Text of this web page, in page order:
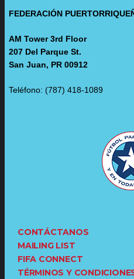
FEDERACIÓN
AM Tower 3rd Floor
207 Del Parque St.
San Juan, PR 00912
Teléfono: (787) 418-1089
CONTÁCTANOS
MAILING LIST
FIFA CONNECT
TÉRMINOS Y